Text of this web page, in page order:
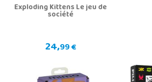
Exploding Kittens Le jeu de
société
24,99 €